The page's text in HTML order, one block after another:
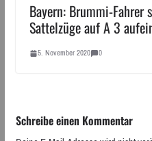
Bayern: Brummi-
Sattelzüge auf A 3
5. November 2020 0
Schreibe einen Kommentar